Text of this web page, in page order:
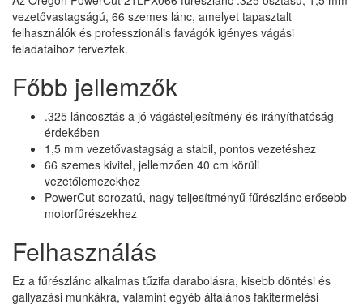
vezetővastagságú, 66 szemes lánc, amelyet tapasztalt
felhasználók és professzionális favágók igényes vágási
feladataihoz terveztek.
Főbb jellemzők
.325 láncosztás a jó vágásteljesítmény és irányíthatóság
érdekében
1,5 mm vezetővastagság a stabil, pontos vezetéshez
66 szemes kivitel, jellemzően 40 cm körüli
vezetőlemezekhez
PowerCut sorozatú, nagy teljesítményű fűrészlánc erősebb
motorfűrészekhez
Felhasználás
Ez a fűrészlánc alkalmas tűzifa darabolásra, kisebb döntési és
gallyazási munkákra, valamint egyéb általános fakitermelési